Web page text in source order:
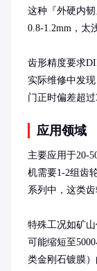
这种『外硬内
0.8-1.2mm，太
齿形精度要求
实际维修中发
门正时偏差超过
应用领域
主要应用于20-
机需要1-2组齿
系列中，这类齿
特殊工况如矿
可能缩短至
类金刚石镀膜